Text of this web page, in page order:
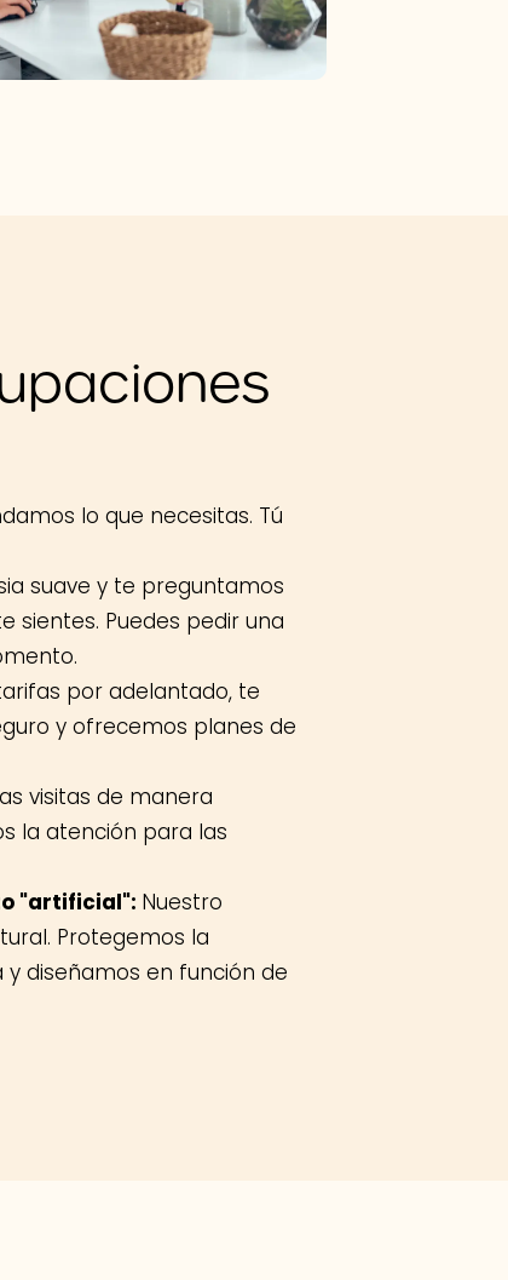
lo que necesitas. Tú
suave y te preguntamos
sientes. Puedes pedir una
por adelantado, te
y ofrecemos planes de
visitas de manera
la atención para las
"artificial": Nuestro
Protegemos la
diseñamos en función de